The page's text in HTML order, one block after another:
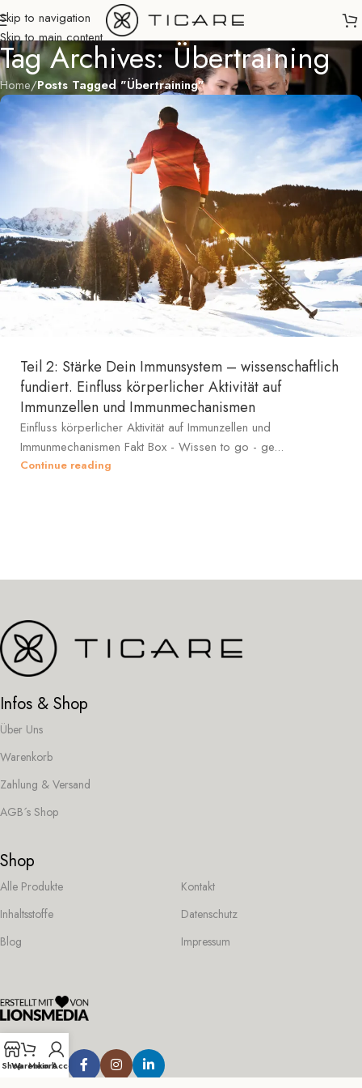
Skip to navigation
Skip to main content
Tag Archives: Übertraining
Home/Posts Tagged "Übertraining"
Teil 2: Stärke Dein Immunsystem – wissenschaftlich
fundiert. Einfluss körperlicher Aktivität auf
Immunzellen und Immunmechanismen
Einfluss körperlicher Aktivität auf Immunzellen und
Immunmechanismen Fakt Box - Wissen to go - ge...
Continue reading
Infos & Shop
Über Uns
Warenkorb
Zahlung & Versand
AGB´s Shop
Shop
Alle Produkte
Inhaltsstoffe
Blog
Kontakt
Datenschutz
Impressum
Folge uns:
ShopWarenkorb
Mein Account